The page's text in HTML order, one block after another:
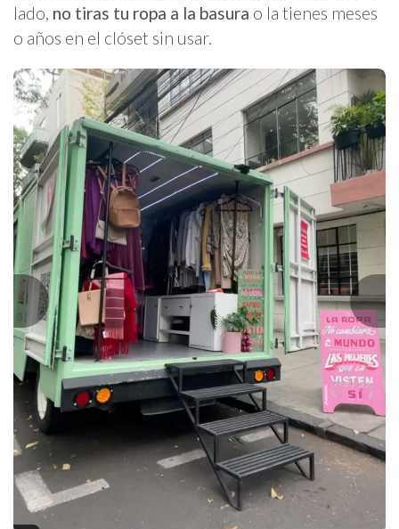
lado, no tiras tu ropa a la basura o la tienes meses
o años en el clóset sin usar.